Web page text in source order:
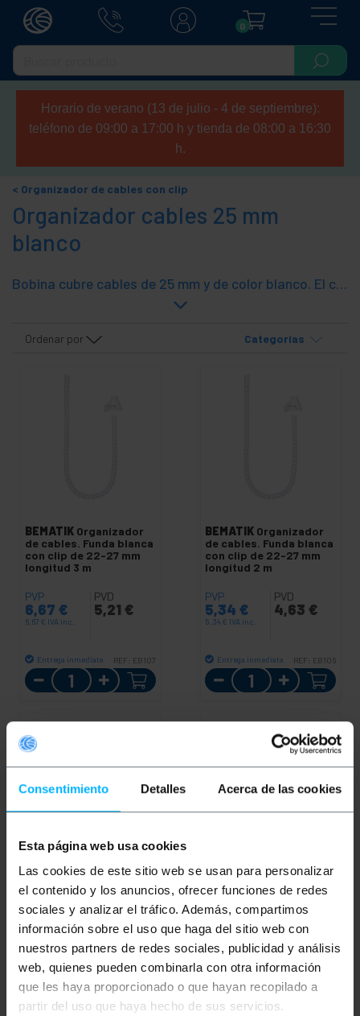
Consentimiento Detalles Acerca de las cookies
Esta página web usa cookies
Las cookies de este sitio web se usan para personalizar
el contenido y los anuncios, ofrecer funciones de redes
sociales y analizar el tráfico. Además, compartimos
información sobre el uso que haga del sitio web con
nuestros partners de redes sociales, publicidad y análisis
web, quienes pueden combinarla con otra información
que les haya proporcionado o que hayan recopilado a
partir del uso que haya hecho de sus servicios.
0
Horario de verano (13 de julio - 4 de septiembre):
teléfono de 09:00 a 17:00 h y tienda de 08:00 a 16:30
h.
Organizador de cables con clip
Organizador cables 25 mm
blanco
Bobina cubre cables de 25 mm y de color blanco. El cubre cables es una funda por la que se introducen un conjunto de cables en el interior de forma que estos quedan ordenados, protegidos y agrupados. Además mejora la estética de ver un solo cubre cables y no muchos cables sueltos de diferentes colores. Fabricado en polietileno (PE) que es flexible y dieléctrico. Presentación de la bobina en bolsa de plástico sellada.
Ordenar por Categorías
BEMATIK Organizador
de cables. Funda blanca
con clip de 22-27 mm
longitud 3 m
PVP
6,67 €
6,67 € IVA inc.
PVD
5,21 €
Entrega inmediata REF: EB107
Cantidad
BEMATIK Organizador
de cables. Funda blanca
con clip de 22-27 mm
longitud 2 m
PVP
5,34 €
5,34 € IVA inc.
PVD
4,63 €
Entrega inmediata REF: EB106
Cantidad
BEMATIKOrganizador
de cables. Funda blanca
con clip de 25-30 mm
longitud 10 m
PVP
24,42 €
24,42 €IVA inc.
PVD
21,46€
REF: EA023
BEMATIK Organizador
de cables. Funda blanca
con clip de 25-30 mm
longitud 2,5 m
PVP
5,76€
5,76 € IVA inc.
PVD
5,02€